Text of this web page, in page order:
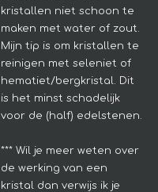
kristallen niet schoon te
maken met water of zout.
Mijn tip is om kristallen te
reinigen met seleniet of
hematiet/bergkristal. Dit
is het minst schadelijk
voor de (half) edelstenen.
*** Wil je meer weten over
de werking van een
kristal dan verwijs ik je